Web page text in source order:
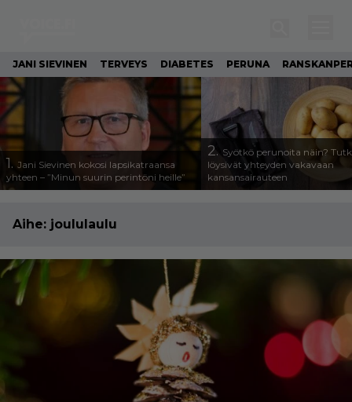
JANI SIEVINEN TERVEYS DIABETES PERUNA
1. Jani Sievinen kokosi lapsikatraansa
yhteen – ”Minun suurin perintöni heille”
2. Syötkö perunoita näin?
löysivät yhteyden vakavaan
kansansairauteen
Aihe: joululaulu